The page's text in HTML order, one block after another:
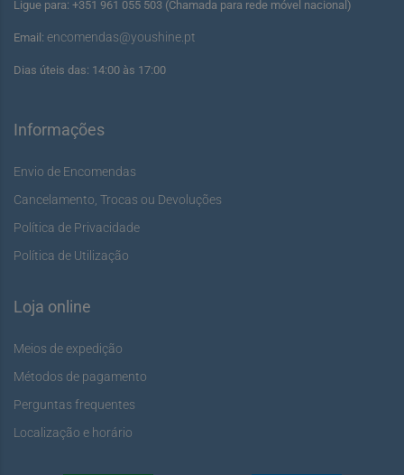
Ligue para: +351 961 055 503 (Chamada para rede móvel nacional)
Email: encomendas@youshine.pt
Dias úteis das: 14:00 às 17:00
Informações
Envio de Encomendas
Cancelamento, Trocas ou Devoluções
Política de Privacidade
Política de Utilização
Loja online
Meios de expedição
Métodos de pagamento
Perguntas frequentes
Localização e horário